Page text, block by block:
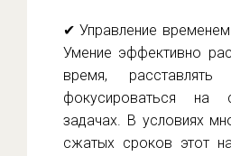
✔ Управление временем
Умение эффективно
время,
фокусироваться на
задачах. В условиях
сжатых сроков этот